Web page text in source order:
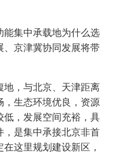
集中承载地为什么选
京津冀协同发展将带
，与北京、天津距离
生态环境优良，资源
，发展空间充裕，具
是集中承接北京非首
这里规划建设新区，